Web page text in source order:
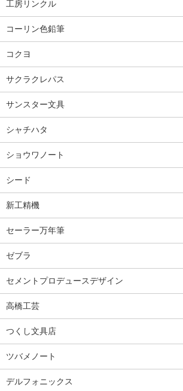
工房リンクル
コーリン色鉛筆
コクヨ
サクラクレパス
サンスター文具
シャチハタ
ショウワノート
シード
新工精機
セーラー万年筆
ゼブラ
セメントプロデュースデザイン
高橋工芸
つくし文具店
ツバメノート
デルフォニックス